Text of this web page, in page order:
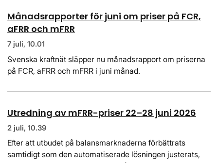
Månadsrapporter för juni om priser på FCR,
aFRR och mFRR
7 juli, 10.01
Svenska kraftnät släpper nu månadsrapport om priserna
på FCR, aFRR och mFRR i juni månad.
Utredning av mFRR-priser 22–28 juni 2026
2 juli, 10.39
Efter att utbudet på balansmarknaderna förbättrats
samtidigt som den automatiserade lösningen justerats,